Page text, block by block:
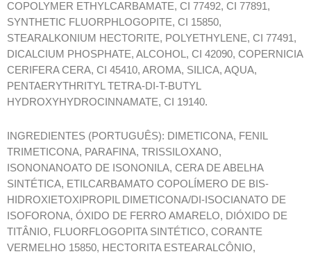
COPOLYMER ETHYLCARBAMATE, CI 77492, CI 77891,
SYNTHETIC FLUORPHLOGOPITE, CI 15850,
STEARALKONIUM HECTORITE, POLYETHYLENE, CI 77491,
DICALCIUM PHOSPHATE, ALCOHOL, CI 42090, COPERNICIA
CERIFERA CERA, CI 45410, AROMA, SILICA, AQUA,
PENTAERYTHRITYL TETRA-DI-T-BUTYL
HYDROXYHYDROCINNAMATE, CI 19140.
INGREDIENTES (PORTUGUÊS): DIMETICONA, FENIL
TRIMETICONA, PARAFINA, TRISSILOXANO,
ISONONANOATO DE ISONONILA, CERA DE ABELHA
SINTÉTICA, ETILCARBAMATO COPOLÍMERO DE BIS-
HIDROXIETOXIPROPIL DIMETICONA/DI-ISOCIANATO DE
ISOFORONA, ÓXIDO DE FERRO AMARELO, DIÓXIDO DE
TITÂNIO, FLUORFLOGOPITA SINTÉTICO, CORANTE
VERMELHO 15850, HECTORITA ESTEARALCÔNIO,